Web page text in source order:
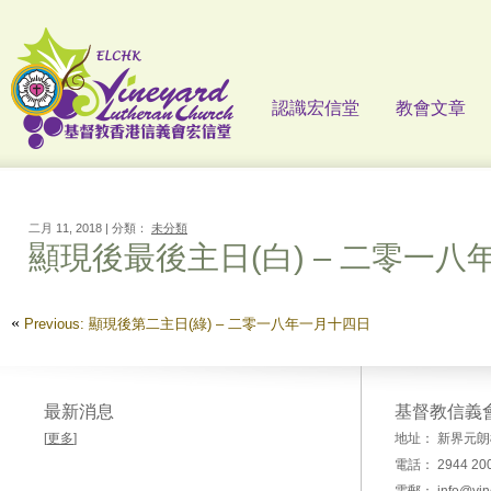
認識宏信堂 教會文章
二月 11, 2018 | 分類： 未分類
顯現後最後主日(白) – 二零一八
« Previous: 顯現後第二主日(綠) – 二零一八年一月十四日
最新消息
[更多]
基督教信義
地址： 新界元
電話： 2944